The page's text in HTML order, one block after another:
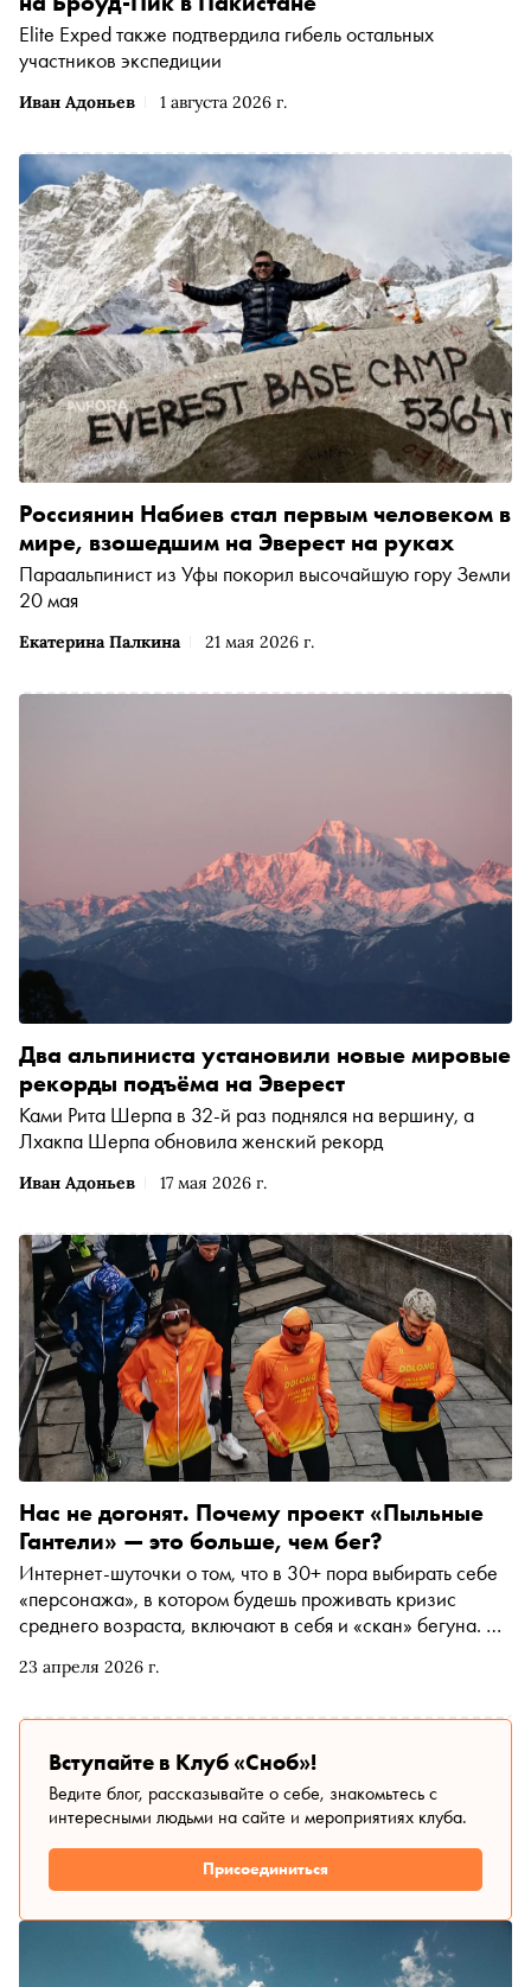
Иван Адоньев 1 августа 2026 г.
Elite Exped также подтвердила гибель остальных
участников экспедиции
Екатерина Палкина 21 мая 2026 г.
Россиянин Набиев стал первым человеком в
мире, взошедшим на Эверест на руках
Параальпинист из Уфы покорил высочайшую гору Земли
20 мая
Иван Адоньев 17 мая 2026 г.
Два альпиниста установили новые мировые
рекорды подъёма на Эверест
Ками Рита Шерпа в 32-й раз поднялся на вершину, а
Лхакпа Шерпа обновила женский рекорд
23 апреля 2026 г.
Нас не догонят. Почему проект «Пыльные
Гантели» — это больше, чем бег?
Интернет-шуточки о том, что в 30+ пора выбирать себе
«персонажа», в котором будешь проживать кризис
среднего возраста, включают в себя и «скан» бегуна. Но
Это история не столько про свободу и желание
«стае». А что «стая» может дать, кроме бега как
такового? Оказывается, немало — и даже превратиться
из спорт-клуба в социальный феномен, выяснил «Сноб».
Таким стало беговое сообщество «Пыльные Гантели» —
проект, который живёт за счёт идеи объединять, а не
коммерческих взносов
Вступайте в Клуб «Сноб»!
Ведите блог, рассказывайте о себе, знакомьтесь с
интересными людьми на сайте и мероприятиях клуба.
Присоединиться